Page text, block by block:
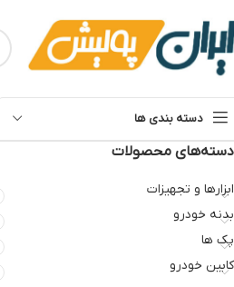
دسته بندی ها
دسته‌های محصولات
ابزارها و تجهیزات
بدنه خودرو
پک ها
کابین خودرو